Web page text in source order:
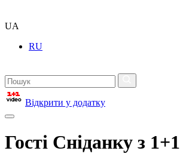
UA
RU
Відкрити у додатку
Гості Сніданку з 1+1